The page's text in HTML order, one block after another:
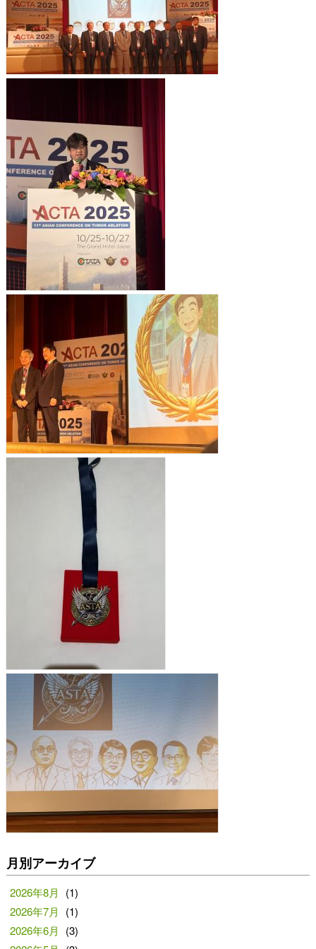
月別アーカイブ
2026年8月
(1)
2026年7月
(1)
2026年6月
(3)